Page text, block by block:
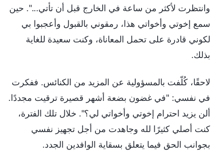
وانتظرت لأكثر من ساعة في الخارج قبل أن تأتي...". حين
سمع إخوتي وأخواتي هذا، رمقوني بالقبول وأعجبوا بي
لكوني قادرة على تحمل المعاناة، وكنت سعيدة للغاية
بذلك.
لاحقًا، كُلّفت بالمسؤولية عن المزيد من الكنائس. ففكرت
في نفسي: "في غضون بضعة أشهر قصيرة ترقيت مجددًا.
ألن يزيد احترام إخوتي وأخواتي لي؟". خلال تلك الفترة،
كنت أصلي كثيرًا لله وجاهدت من أجل تجهيز نفسي
بجوانب الحق فيما يتعلق بسقاية الوافدين الجدد.